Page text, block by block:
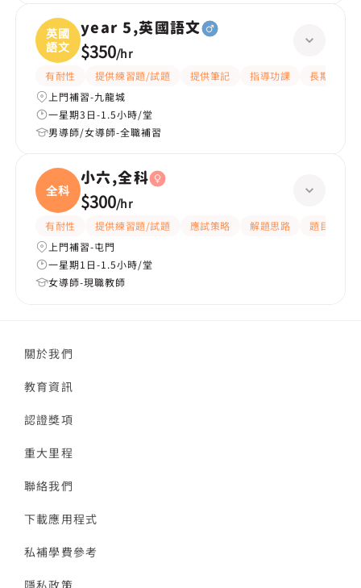
英國
語文
year 5,英國語文
$350/hr
有耐性 提供練習題/試題 提供筆記 指導功課
長期補習
上門補習-九龍城
一星期3日-1.5小時/堂
男導師/女導師-全職補習
全科
小六,全科
$300/hr
有耐性 提供練習題/試題 應試策略 解題思路
題目講解
上門補習-屯門
一星期1日-1.5小時/堂
女導師-現職教師
關於我們
教育資訊
認證獎項
重大里程
聯絡我們
下載應用程式
私補學費參考
隱私政策